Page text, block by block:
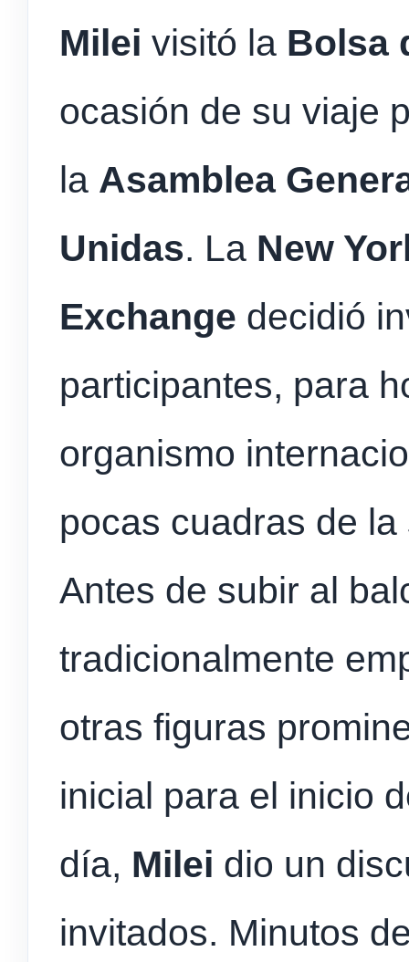
Milei visitó la Bolsa
ocasión de su viaje
la Asamblea
Unidas. La New
Exchange decidió
participantes, para
organismo
pocas cuadras de
Antes de subir al
tradicionalmente
otras figuras
inicial para el inicio
día, Milei dio un
invitados. Minutos